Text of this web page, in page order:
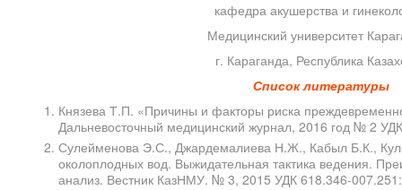
кафедра акушерства и
Медицинский университет
г. Караганда, Республика
Список литературы
Князева Т.П. «Причины и факторы риска
Дальневосточный медицинский журнал, 2016 год № 2
Сулейменова Э.С., Джардемалиева Н.Ж., Кабыл Б.К.,
околоплодных вод. Выжидательная тактика ведения.
анализ. Вестник КазНМУ. № 3, 2015 УДК 618.346-